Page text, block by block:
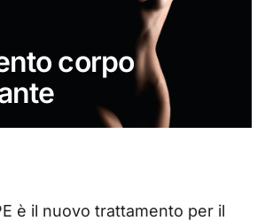
corpo
è il nuovo trattamento per il